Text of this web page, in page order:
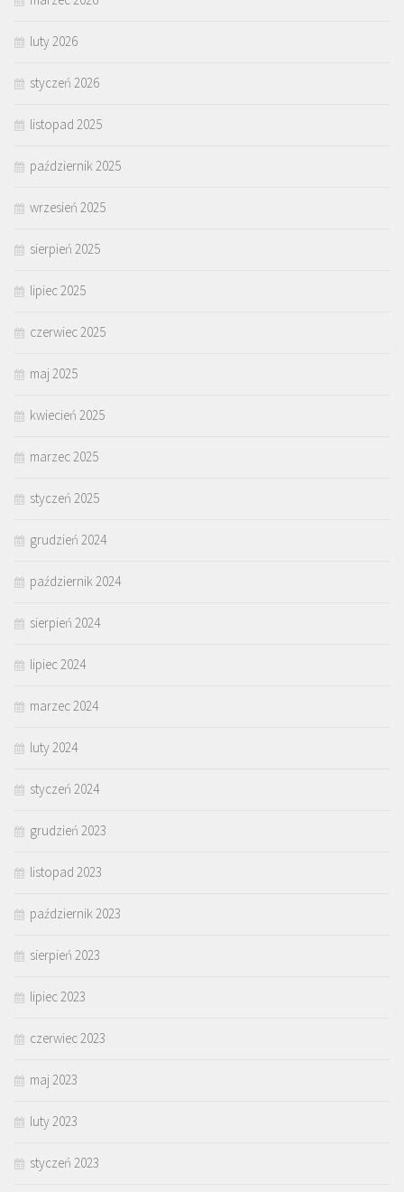
luty 2026
styczeń 2026
listopad 2025
październik 2025
wrzesień 2025
sierpień 2025
lipiec 2025
czerwiec 2025
maj 2025
kwiecień 2025
marzec 2025
styczeń 2025
grudzień 2024
październik 2024
sierpień 2024
lipiec 2024
marzec 2024
luty 2024
styczeń 2024
grudzień 2023
listopad 2023
październik 2023
sierpień 2023
lipiec 2023
czerwiec 2023
maj 2023
luty 2023
styczeń 2023